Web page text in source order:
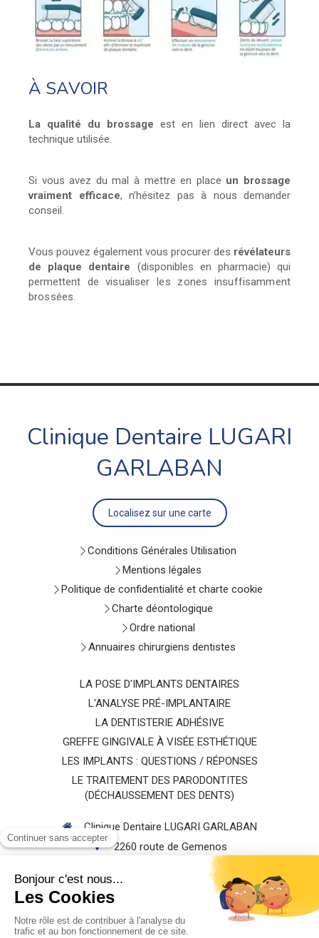
À SAVOIR
La qualité du brossage est en lien direct avec la
technique utilisée.
Si vous avez du mal à mettre en place un brossage
vraiment efficace, n’hésitez pas à nous demander
conseil.
Vous pouvez également vous procurer des révélateurs
de plaque dentaire (disponibles en pharmacie) qui
permettent devisualiser les zones insuffisamment
brossées.
Clinique Dentaire LUGARI
GARLABAN
Localisez sur une carte
Conditions Générales Utilisation
Mentions légales
Politique de confidentialité et charte cookie
Charte déontologique
Ordre national
Annuaires chirurgiens dentistes
LA POSE D'IMPLANTS DENTAIRES
L'ANALYSE PRÉ-IMPLANTAIRE
LA DENTISTERIE ADHÉSIVE
GREFFE GINGIVALE À VISÉE ESTHÉTIQUE
LES IMPLANTS : QUESTIONS / RÉPONSES
LE TRAITEMENT DES PARODONTITES
(DÉCHAUSSEMENT DES DENTS)
Clinique Dentaire LUGARI GARLABAN
2260 route de Gemenos
AUBAGNE
Afficher le téléphone